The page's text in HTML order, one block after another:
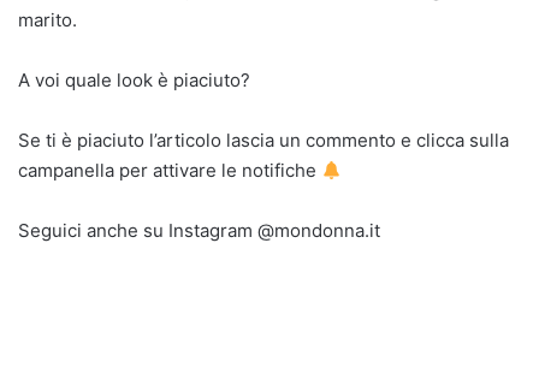
marito.
A voi quale look è piaciuto?
Se ti è piaciuto l’articolo lascia un commento e clicca sulla
campanella per attivare le notifiche
Seguici anche su Instagram @mondonna.it